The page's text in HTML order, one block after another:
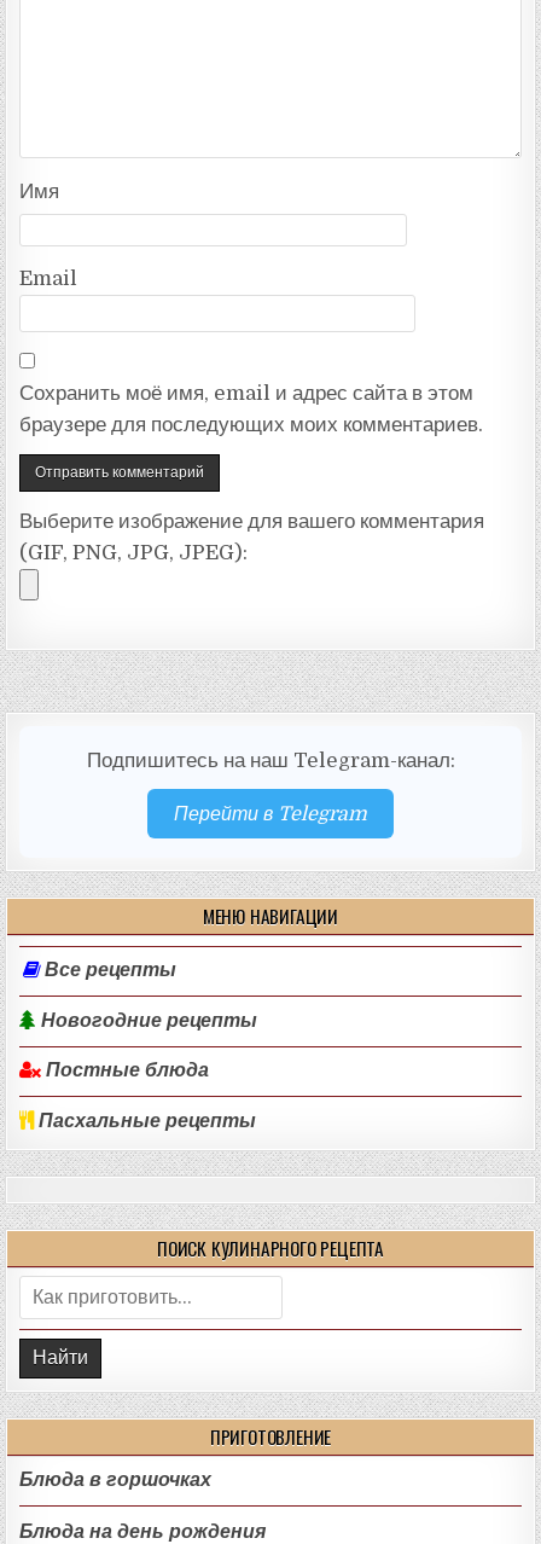
Имя
Email
Сохранить моё имя, email и адрес сайта в этом
браузере для последующих моих комментариев.
Выберите изображение для вашего комментария
(GIF, PNG, JPG, JPEG):
Подпишитесь на наш Telegram-канал:
Перейти в Telegram
МЕНЮ НАВИГАЦИИ
Все рецепты
Новогодние рецепты
Постные блюда
Пасхальные рецепты
ПОИСК КУЛИНАРНОГО РЕЦЕПТА
Поиск:
ПРИГОТОВЛЕНИЕ
Блюда в горшочках
Блюда на день рождения